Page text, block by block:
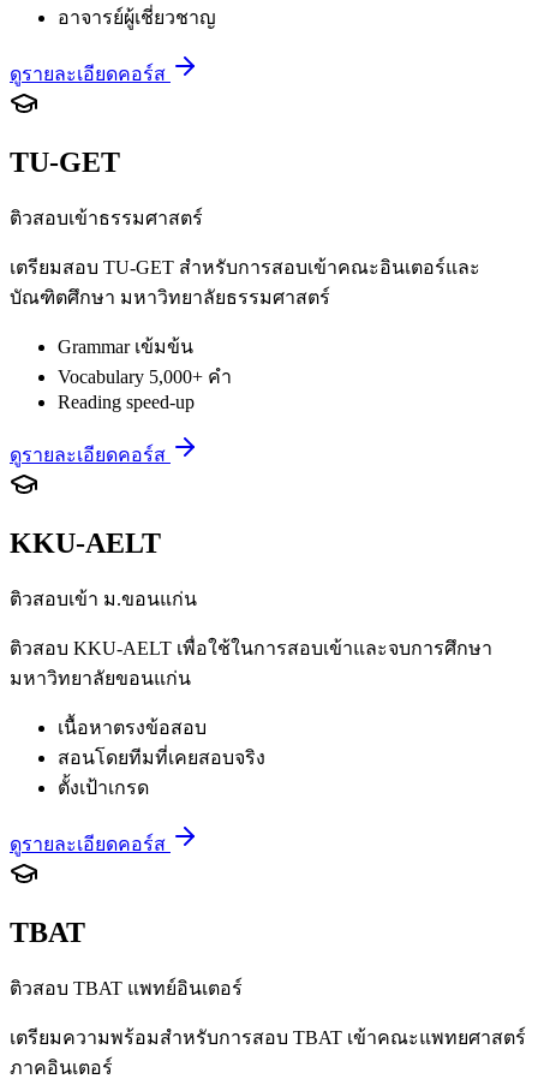
อาจารย์ผู้เชี่ยวชาญ
ดูรายละเอียดคอร์ส
TU-GET
ติวสอบเข้าธรรมศาสตร์
เตรียมสอบ TU-GET สำหรับการสอบเข้าคณะอินเตอร์และ
บัณฑิตศึกษา มหาวิทยาลัยธรรมศาสตร์
Grammar เข้มข้น
Vocabulary 5,000+ คำ
Reading speed-up
ดูรายละเอียดคอร์ส
KKU-AELT
ติวสอบเข้า ม.ขอนแก่น
ติวสอบ KKU-AELT เพื่อใช้ในการสอบเข้าและจบการศึกษา
มหาวิทยาลัยขอนแก่น
เนื้อหาตรงข้อสอบ
สอนโดยทีมที่เคยสอบจริง
ตั้งเป้าเกรด
ดูรายละเอียดคอร์ส
TBAT
ติวสอบ TBAT แพทย์อินเตอร์
เตรียมความพร้อมสำหรับการสอบ TBAT เข้าคณะแพทยศาสตร์
ภาคอินเตอร์